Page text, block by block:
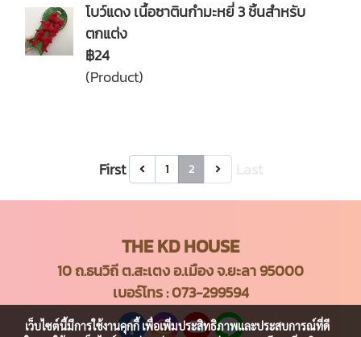
โบว์แดง เนื้อซาตินกำมะหยี่ 3 ชิ้นสำหรับ
ตกแต่ง
฿24
(Product)
First 1 2
THE KD HOUSE
10 ถ.ธนวิถี ต.สะเตง อ.เมือง จ.ยะลา 95000
เบอร์โทร :073-299594
เว็บไซต์นี้มีการใช้งานคุกกี้ เพื่อเพิ่มประสิทธิภาพและประสบการณ์ที่ดี